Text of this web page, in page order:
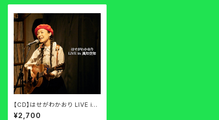
【CD】はせがわかおり LIVE in
風知空知
¥2,700